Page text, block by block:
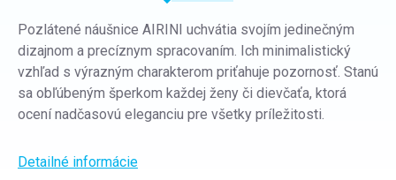
Pozlátené náušnice AIRINI uchvátia svojím jedinečným
dizajnom a precíznym spracovaním. Ich minimalistický
vzhľad s výrazným charakterom priťahuje pozornosť. Stanú
sa obľúbeným šperkom každej ženy či dievčaťa, ktorá
ocení nadčasovú eleganciu pre všetky príležitosti.
Detailné informácie